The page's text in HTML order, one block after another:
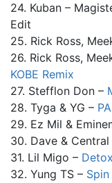
24. Kuban –
Edit
25. Rick Ross,
26. Rick Ross,
KOBE Remix
27. Stefflon Don –
28. Tyga & YG –
29. Ez Mil &
30. Dave & Central
31. Lil Migo – Detox
32. Yung TS –